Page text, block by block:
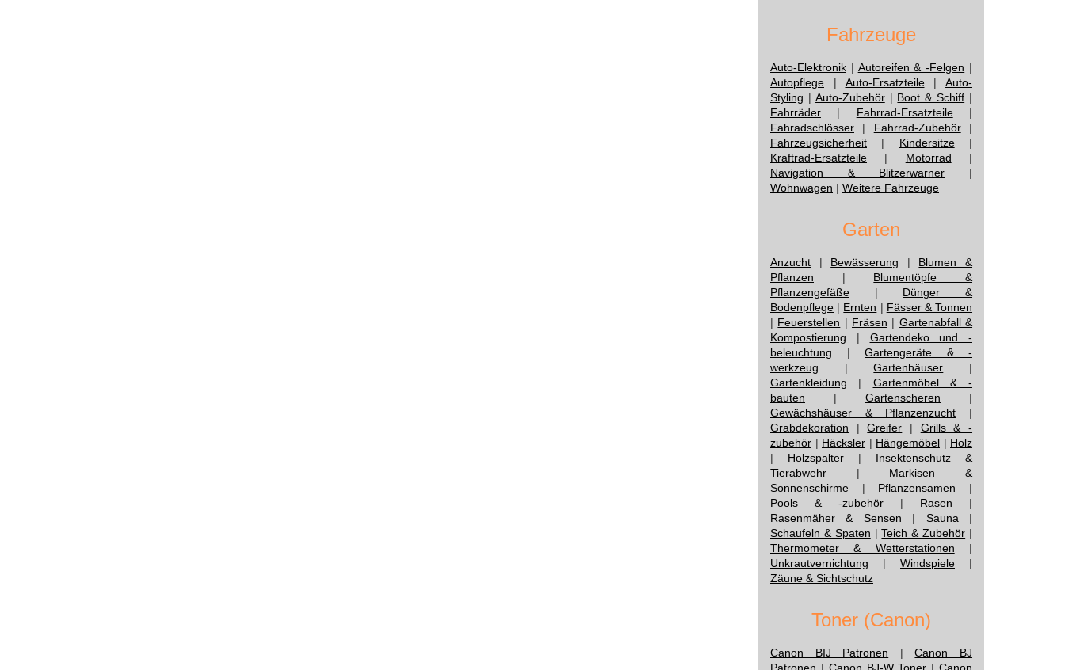
Fahrzeuge
Auto-Elektronik | Autoreifen & -Felgen |
Autopflege | Auto-Ersatzteile| Auto-
Styling | Auto-Zubehör| Boot & Schiff |
Fahrräder | Fahrrad-Ersatzteile|
Fahradschlösser | Fahrrad-Zubehör|
Fahrzeugsicherheit | Kindersitze|
Kraftrad-Ersatzteile | Motorrad |
Navigation & Blitzerwarner |
Wohnwagen | Weitere Fahrzeuge
Garten
Anzucht | Bewässerung | Blumen &
Pflanzen | Blumentöpfe &
Pflanzengefäße | Dünger &
Bodenpflege | Ernten | Fässer & Tonnen
| Feuerstellen | Fräsen | Gartenabfall &
Kompostierung | Gartendeko und -
beleuchtung | Gartengeräte & -
werkzeug |Gartenhäuser |
Gartenkleidung | Gartenmöbel & -
bauten | Gartenscheren |
Gewächshäuser & Pflanzenzucht |
Grabdekoration |Greifer | Grills & -
zubehör | Häcksler | Hängemöbel | Holz
| Holzspalter | Insektenschutz &
Tierabwehr | Markisen &
Sonnenschirme | Pflanzensamen |
Pools & -zubehör | Rasen |
Rasenmäher & Sensen | Sauna |
Schaufeln & Spaten |Teich & Zubehör |
Thermometer & Wetterstationen |
Unkrautvernichtung | Windspiele |
Zäune & Sichtschutz
Toner (Canon)
Canon BIJ Patronen |Canon BJ